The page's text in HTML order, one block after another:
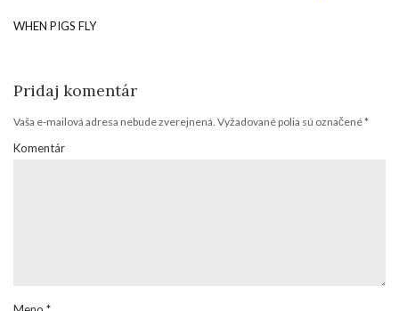
WHEN PIGS FLY
Pridaj komentár
Vaša e-mailová adresa nebude zverejnená. Vyžadované polia sú označené*
Komentár